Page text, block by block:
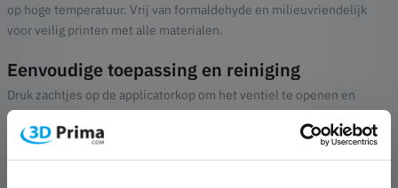
op hoge temperatuur. Vrij van formaldehyde en milieuvriendelijk
voor veilig printen met alle materialen.
Eenvoudige toepassing en reiniging
Druk zachtjes op de applicatorkop om het ventiel te openen en
verdeel de lijm gelijkmatig over een schone, koele bouwplaat. Geen
klonten of strepen – enkel een dunne, gladde laag. Na het printen:
gewoon afspoelen of afnemen met water.